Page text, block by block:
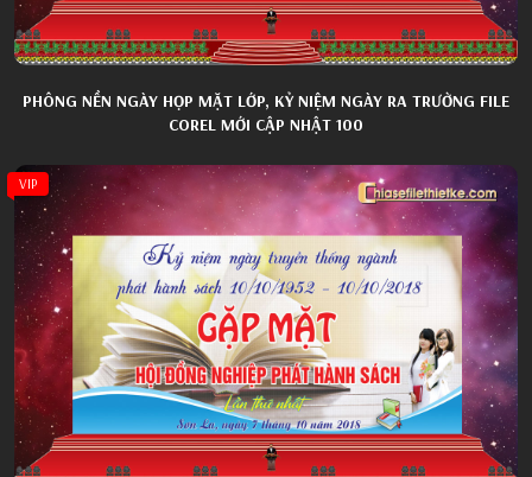
PHÔNG NỀN NGÀY HỌP MẶT LỚP, KỶ NIỆM NGÀY RA TRƯỜNG FILE
COREL MỚI CẬP NHẬT 100
VIP